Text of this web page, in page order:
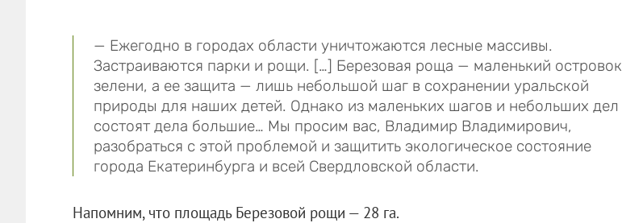
— Ежегодно в городах области уничтожаются лесные массивы.
Застраиваются парки и рощи. […] Березовая роща — маленький островок
зелени, а ее защита — лишь небольшой шаг в сохранении уральской
природы для наших детей. Однако из маленьких шагов и небольших дел
состоят дела большие… Мы просим вас, Владимир Владимирович,
разобраться с этой проблемой и защитить экологическое состояние
города Екатеринбурга и всей Свердловской области.
Напомним, что площадь Березовой рощи — 28 га.